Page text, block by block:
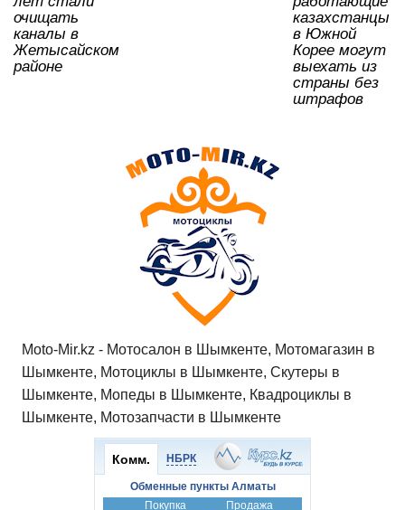
очищать
каналы в
Жетысайском
районе
казахстанцы
в Южной
Корее могут
выехать из
страны без
штрафов
Moto-Mir.kz - Мотосалон в Шымкенте, Мотомагазин в
Шымкенте, Мотоциклы в Шымкенте, Скутеры в
Шымкенте, Мопеды в Шымкенте, Квадроциклы в
Шымкенте, Мотозапчасти в Шымкенте